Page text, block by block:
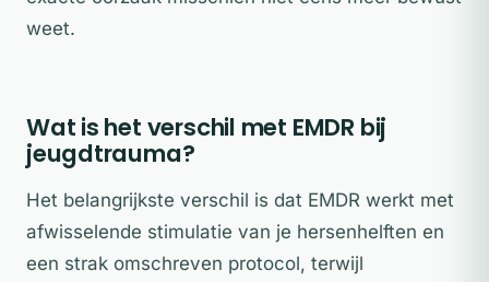
weet.
Wat is het verschil met EMDR bij
jeugdtrauma?
Het belangrijkste verschil is dat EMDR werkt met
afwisselende stimulatie van je hersenhelften en
een strak omschreven protocol, terwijl